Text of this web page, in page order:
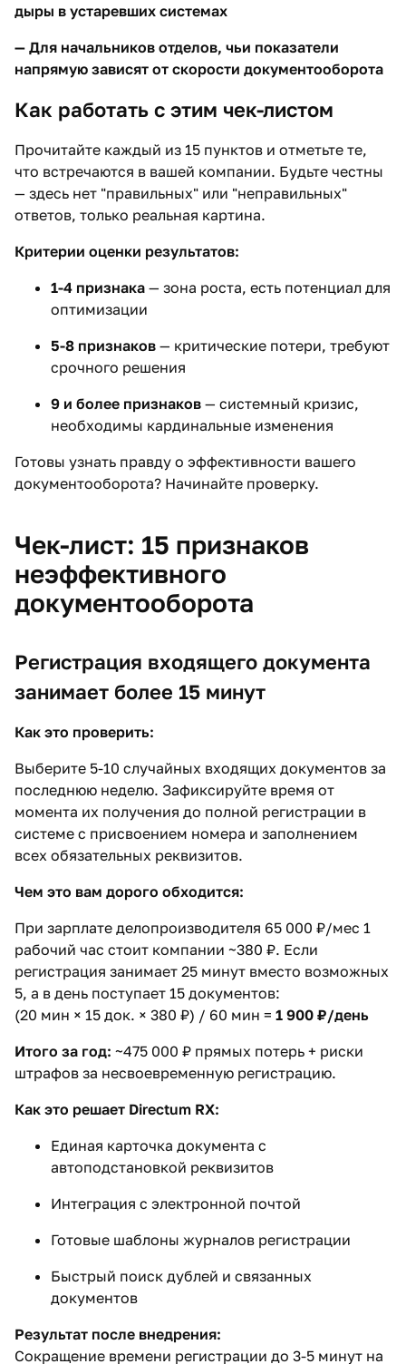
дыры в устаревших системах
— Для начальников отделов, чьи показатели
напрямую зависят от скорости документооборота
Как работать с этим чек-листом
Прочитайте каждый из 15 пунктов и отметьте те,
что встречаются в вашей компании. Будьте честны
— здесь нет "правильных" или "неправильных"
ответов, только реальная картина.
Критерии оценки результатов:
1-4 признака — зона роста, есть потенциал для
оптимизации
5-8 признаков — критические потери, требуют
срочного решения
9 и более признаков — системный кризис,
необходимы кардинальные изменения
Готовы узнать правду о эффективности вашего
документооборота? Начинайте проверку.
Чек-лист: 15 признаков
неэффективного
документооборота
Регистрация входящего документа
занимает более 15 минут
Как это проверить:
Выберите 5-10 случайных входящих документов за
последнюю неделю. Зафиксируйте время от
момента их получения до полной регистрации в
системе с присвоением номера и заполнением
всех обязательных реквизитов.
Чем это вам дорого обходится:
При зарплате делопроизводителя 65 000 ₽/мес 1
рабочий час стоит компании ~380 ₽. Если
регистрация занимает 25 минут вместо возможных
5, а в день поступает 15 документов:
(20 мин × 15 док. × 380 ₽) / 60 мин = 1 900 ₽/день
Итого за год: ~475 000 ₽ прямых потерь + риски
штрафов за несвоевременную регистрацию.
Как это решает Directum RX:
Единая карточка документа с
автоподстановкой реквизитов
Интеграция с электронной почтой
Готовые шаблоны журналов регистрации
Быстрый поиск дублей и связанных
документов
Результат после внедрения:
Сокращение времени регистрации до 3-5 минут на